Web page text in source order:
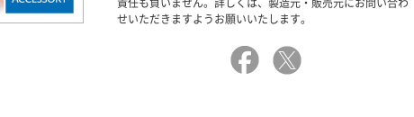
責任も負いません。詳しくは、製造元・販売元にお問い合わ
せいただきますようお願いいたします。